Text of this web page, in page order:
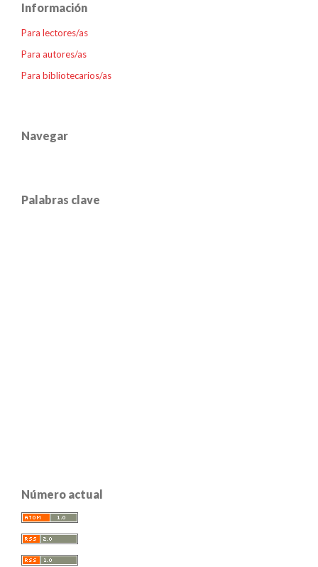
Información
Para lectores/as
Para autores/as
Para bibliotecarios/as
Navegar
Palabras clave
Número actual